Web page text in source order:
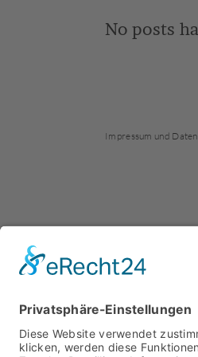
No posts
Impressum und